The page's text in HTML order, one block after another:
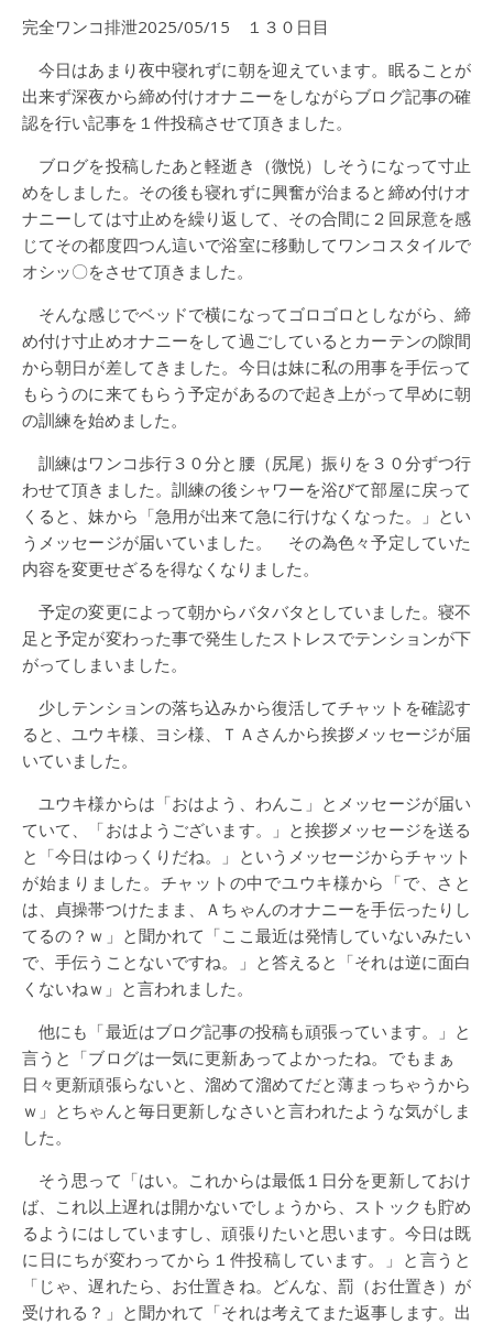
完全ワンコ排泄2025/05/15 １３０日目
今日はあまり夜中寝れずに朝を迎えています。眠ることが
出来ず深夜から締め付けオナニーをしながらブログ記事の確
認を行い記事を１件投稿させて頂きました。
ブログを投稿したあと軽逝き（微悦）しそうになって寸止
めをしました。その後も寝れずに興奮が治まると締め付けオ
ナニーしては寸止めを繰り返して、その合間に２回尿意を感
じてその都度四つん這いで浴室に移動してワンコスタイルで
オシッ〇をさせて頂きました。
そんな感じでベッドで横になってゴロゴロとしながら、締
め付け寸止めオナニーをして過ごしているとカーテンの隙間
から朝日が差してきました。今日は妹に私の用事を手伝って
もらうのに来てもらう予定があるので起き上がって早めに朝
の訓練を始めました。
訓練はワンコ歩行３０分と腰（尻尾）振りを３０分ずつ行
わせて頂きました。訓練の後シャワーを浴びて部屋に戻って
くると、妹から「急用が出来て急に行けなくなった。」とい
うメッセージが届いていました。 その為色々予定していた
内容を変更せざるを得なくなりました。
予定の変更によって朝からバタバタとしていました。寝不
足と予定が変わった事で発生したストレスでテンションが下
がってしまいました。
少しテンションの落ち込みから復活してチャットを確認す
ると、ユウキ様、ヨシ様、ＴＡさんから挨拶メッセージが届
いていました。
ユウキ様からは「おはよう、わんこ」とメッセージが届い
ていて、「おはようございます。」と挨拶メッセージを送る
と「今日はゆっくりだね。」というメッセージからチャット
が始まりました。チャットの中でユウキ様から「で、さと
は、貞操帯つけたまま、Ａちゃんのオナニーを手伝ったりし
てるの？ｗ」と聞かれて「ここ最近は発情していないみたい
で、手伝うことないですね。」と答えると「それは逆に面白
くないねｗ」と言われました。
他にも「最近はブログ記事の投稿も頑張っています。」と
言うと「ブログは一気に更新あってよかったね。でもまぁ
日々更新頑張らないと、溜めて溜めてだと薄まっちゃうから
ｗ」とちゃんと毎日更新しなさいと言われたような気がしま
した。
そう思って「はい。これからは最低１日分を更新しておけ
ば、これ以上遅れは開かないでしょうから、ストックも貯め
るようにはしていますし、頑張りたいと思います。今日は既
に日にちが変わってから１件投稿しています。」と言うと
「じゃ、遅れたら、お仕置きね。どんな、罰（お仕置き）が
受けれる？」と聞かれて「それは考えてまた返事します。出